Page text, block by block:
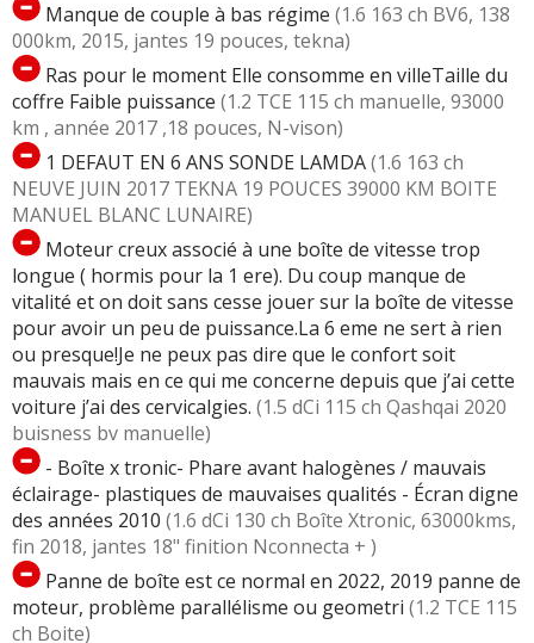
Manque de couple à bas régime (1.6 163 ch BV6, 138
000km, 2015, jantes 19 pouces, tekna)
Ras pour le moment Elle consomme en villeTaille du
coffre Faible puissance (1.2 TCE 115 ch manuelle, 93000
km , année 2017 ,18 pouces, N-vison)
1 DEFAUT EN 6 ANS SONDE LAMDA(1.6 163 ch
NEUVE JUIN 2017 TEKNA 19 POUCES 39000 KM BOITE
MANUEL BLANC LUNAIRE)
Moteur creux associé à une boîte de vitesse trop
longue ( hormis pour la 1 ere). Du coup manque de
vitalité et on doit sans cesse jouer sur la boîte de vitesse
pour avoir un peu de puissance.La 6 eme ne sert à rien
ou presque!Je ne peux pas dire que le confort soit
mauvais mais en ce qui me concerne depuis que j’ai cette
voiture j’ai des cervicalgies. (1.5 dCi 115 ch Qashqai 2020
buisness bv manuelle)
- Boîte x tronic- Phare avant halogènes / mauvais
éclairage- plastiques de mauvaises qualités - Écran digne
des années 2010 (1.6 dCi 130 ch Boîte Xtronic, 63000kms,
fin 2018, jantes 18" finition Nconnecta + )
Panne de boîte est ce normal en 2022, 2019 panne de
moteur, problème parallélisme ou geometri (1.2 TCE 115
ch Boite)